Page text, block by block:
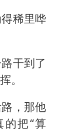
稀里哗
干到了
。
，那他
把“算